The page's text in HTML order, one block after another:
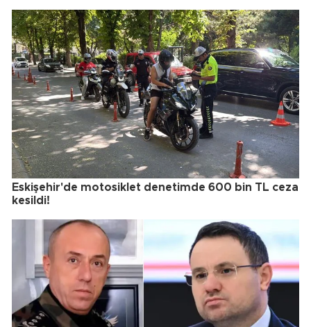
Eskişehir'de motosiklet denetimde 600 bin TL ceza
kesildi!